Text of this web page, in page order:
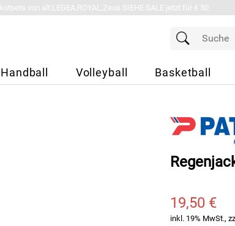
von alt.LEGEA,ROYAL,Zeus SIEHE SALE jetzt für € 50
Handball Volleyball Basketball
19,50 €
inkl. 19% MwSt.,